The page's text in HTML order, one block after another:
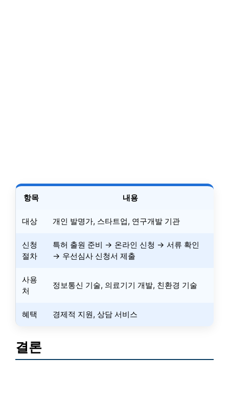
항목 내용
대상 개인 발명가, 스타트업, 연구개발 기관
신청
절차
특허 출원 준비 → 온라인 신청 → 서류 확인
→ 우선심사 신청서 제출
사용
처
정보통신 기술, 의료기기 개발, 친환경 기술
혜택 경제적 지원, 상담 서비스
결론